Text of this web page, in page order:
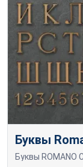
Буквы
Буквы ROMANO